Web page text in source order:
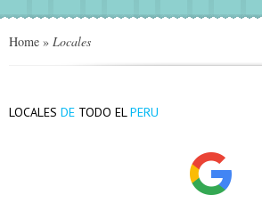
Home » Locales
LOCALES DE TODO ELPERU